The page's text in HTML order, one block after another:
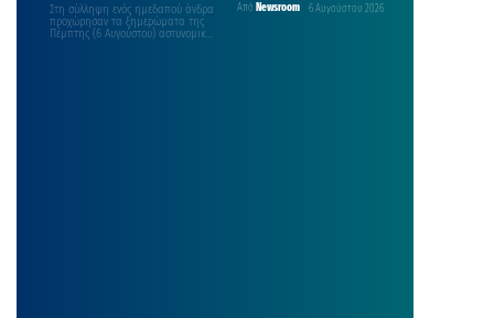
Από Newsroom 6 Αυγούστου 2026
Στη σύλληψη ενός ημεδαπού άνδρα
προχώρησαν τα ξημερώματα της
Πέμπτης (6 Αυγούστου) αστυνομικοί